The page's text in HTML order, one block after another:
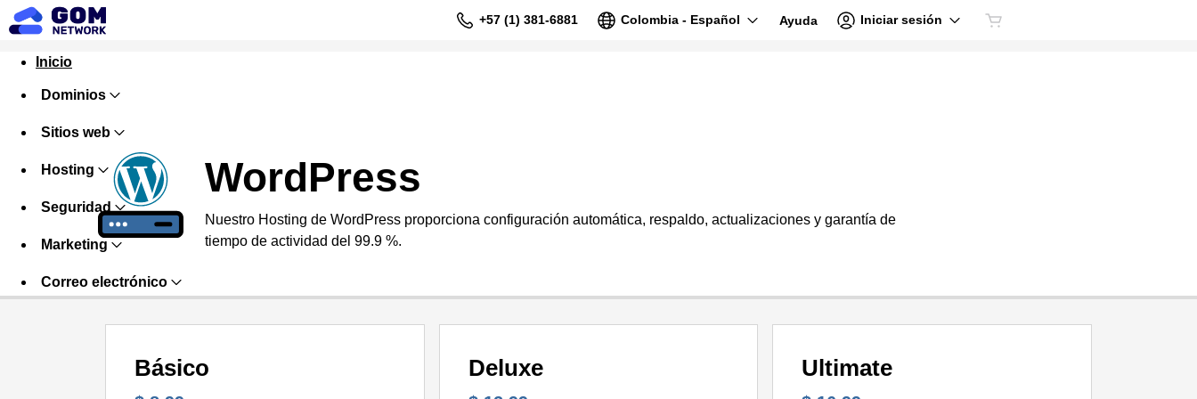
+57 (1) 381-6881 Colombia - Español Ayuda Iniciar sesión
Inicio
Dominios
Sitios web
Hosting
Seguridad
Marketing
Correo electrónico
WordPress
Nuestro Hosting de WordPress proporciona configuración automática, respaldo, actualizaciones y garantía de
tiempo de actividad del 99.9 %.
Básico Deluxe Ultimate